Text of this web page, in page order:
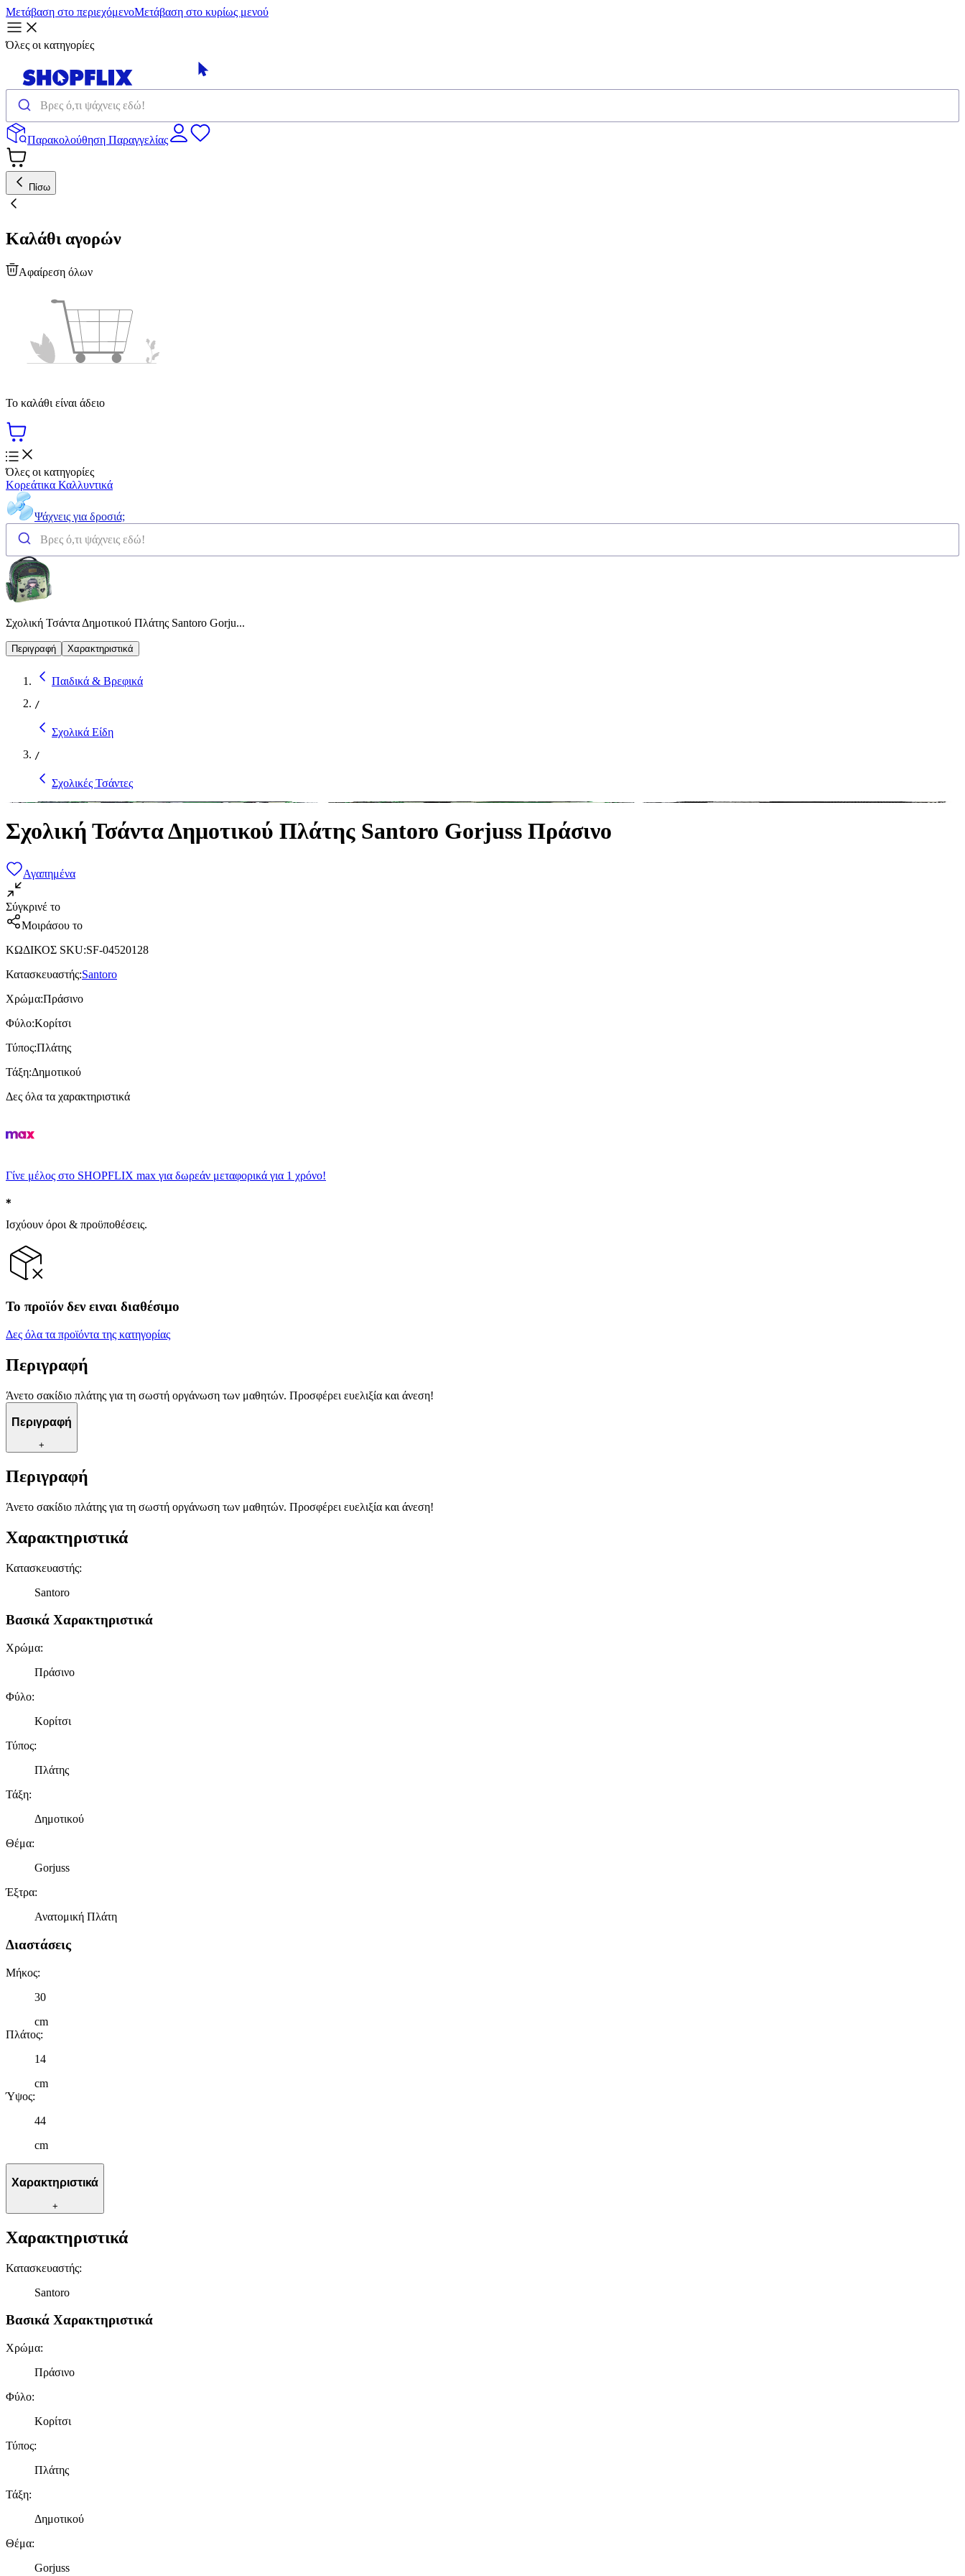
Μετάβαση στο περιεχόμενοΜετάβαση στο κυρίως μενού
Όλες οι κατηγορίες
Παρακολούθηση Παραγγελίας
Πίσω
Καλάθι αγορών
Αφαίρεση όλων
Το καλάθι είναι άδειο
Όλες οι κατηγορίες
Κορεάτικα Καλλυντικά
Ψάχνεις για δροσιά;
Σχολική Τσάντα Δημοτικού Πλάτης Santoro Gorju...
Περιγραφή Χαρακτηριστικά
Παιδικά & Βρεφικά
/
Σχολικά Είδη
/
Σχολικές Τσάντες
Σχολική Τσάντα Δημοτικού Πλάτης Santoro Gorjuss Πράσινο
Αγαπημένα
Σύγκρινέ το
Μοιράσου το
ΚΩΔΙΚΟΣ SKU:SF-04520128
Κατασκευαστής:Santoro
Χρώμα:Πράσινο
Φύλο:Κορίτσι
Τύπος:Πλάτης
Τάξη:Δημοτικού
Δες όλα τα χαρακτηριστικά
Γίνε μέλος στο SHOPFLIX max για δωρεάν μεταφορικά για 1 χρόνο!
Ισχύουν όροι & προϋποθέσεις.
Το προϊόν δεν ειναι διαθέσιμο
Δες όλα τα προϊόντα της κατηγορίας
Περιγραφή
Άνετο σακίδιο πλάτης για τη σωστή οργάνωση των μαθητών. Προσφέρει ευελιξία και άνεση!
Περιγραφή
+
Περιγραφή
Άνετο σακίδιο πλάτης για τη σωστή οργάνωση των μαθητών. Προσφέρει ευελιξία και άνεση!
Χαρακτηριστικά
Κατασκευαστής:
Santoro
Βασικά Χαρακτηριστικά
Χρώμα:
Πράσινο
Φύλο:
Κορίτσι
Τύπος:
Πλάτης
Τάξη:
Δημοτικού
Θέμα:
Gorjuss
Έξτρα:
Ανατομική Πλάτη
Διαστάσεις
Μήκος:
30
cm
Πλάτος:
14
cm
Ύψος:
44
cm
Χαρακτηριστικά
+
Χαρακτηριστικά
Κατασκευαστής:
Santoro
Βασικά Χαρακτηριστικά
Χρώμα:
Πράσινο
Φύλο:
Κορίτσι
Τύπος:
Πλάτης
Τάξη:
Δημοτικού
Θέμα:
Gorjuss